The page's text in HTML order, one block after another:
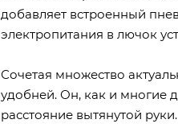
добавляет встроенный
электропитания в лючок
Сочетая множество
удобней. Он, как и многие
расстояние вытянутой руки.